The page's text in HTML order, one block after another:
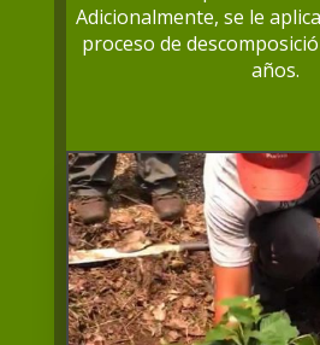
Adicionalmente, se le
proceso de
años.